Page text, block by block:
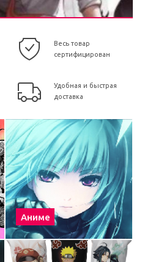
Весь товар
сертифицирован
Удобная и быстрая
доставка
Аниме